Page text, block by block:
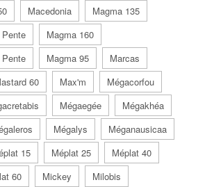
Macedonia
Magma 135
Magma 160
Magma 95
Marcas
60 Max'm
Mégacorfou
Mégaegée
Mégakhéa
Mégalys
Méganausicaa
15 Méplat 25
Méplat 40
60 Mickey Milobis